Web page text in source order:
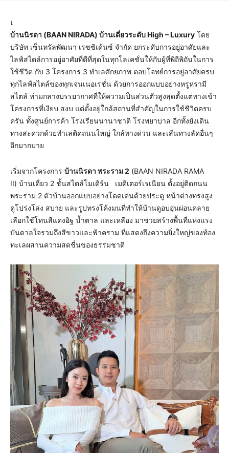
เ
บ้านนิรดา (BAAN NIRADA) บ้านเดี่ยวระดับHigh – Luxury โดย
บริษัท เซ็นทรัลพัฒนา เรซซิเด้นซ์ จำกัด ยกระดับการอยู่อาศัยและ
ไลฟ์สไตล์การอยู่อาศัยที่ดีที่สุดในทุกโลเคชั่นให้กับผู้ที่พิถีพิถันในการ
ใช้ชีวิต กับ 3 โครงการ 3 ทำเลศักยภาพ ตอบโจทย์การอยู่อาศัยครบ
ทุกไลฟ์สไตล์ของทุกเจนเนอเรชั่น ด้วยการออกแบบอย่างหรูหรามี
สไตล์ ท่ามกลางบรรยากาศที่ให้ความเป็นส่วนตัวสูงสุดตั้งแต่ทางเข้า
โครงการที่เงียบ สงบ แต่ตั้งอยู่ใกล้สถานที่สำคัญในการใช้ชีวิตครบ
ครัน ทั้งศูนย์การค้า โรงเรียนนานาชาติ โรงพยาบาล อีกทั้งยังเดิน
ทางสะดวกด้วยทำเลติดถนนใหญ่ ใกล้ทางด่วน และเส้นทางลัดอื่นๆ
อีกมากมาย
เริ่มจากโครงการ บ้านนิรดา พระราม2 (BAAN NIRADA RAMA
II) บ้านเดี่ยว 2 ชั้นสไตล์โมเดิร์น เมดิเตอร์เรเนียน ตั้งอยู่ติดถนน
พระราม 2 ตัวบ้านออกแบบอย่างโดดเด่นด้วยประตู หน้าต่างทรงสูง
ดูโปร่งโล่ง สบาย และรูปทรงโค้งมนที่ทำให้บ้านดูอบอุ่นผ่อนคลาย
เลือกใช้โทนสีแดงอิฐ น้ำตาล และเหลือง มาช่วยสร้างพื้นที่แห่งแรง
บันดาลใจรวมถึงสีขาวและฟ้าคราม ที่แสดงถึงความยิ่งใหญ่ของท้อง
ทะเลผสานความสดชื่นของธรรมชาติ